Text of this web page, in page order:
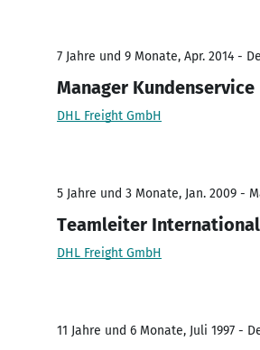
7 Jahre und 9 Monate, Apr. 2014 -
Manager Kundenservice
DHL Freight GmbH
5 Jahre und 3 Monate, Jan. 2009 -
Teamleiter
DHL Freight GmbH
11 Jahre und 6 Monate, Juli 1997 -